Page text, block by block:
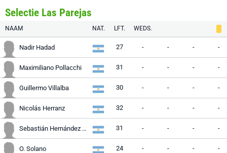
Selectie Las Parejas
NAAM NAT. LFT. WEDS.
Nadir Hadad 27 - - - -
Maximiliano Pollacchi 31 - - - -
Guillermo Villalba 30 - - - -
Nicolás Herranz 32 - - - -
Sebastián Hernández Le Pors 31 - - - -
O. Solano 24 - - - -